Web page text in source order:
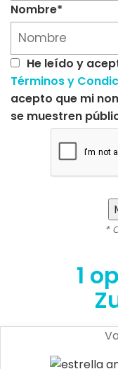
Nombre*
He leído y
Términos y
acepto que mi
se muestren
*
1